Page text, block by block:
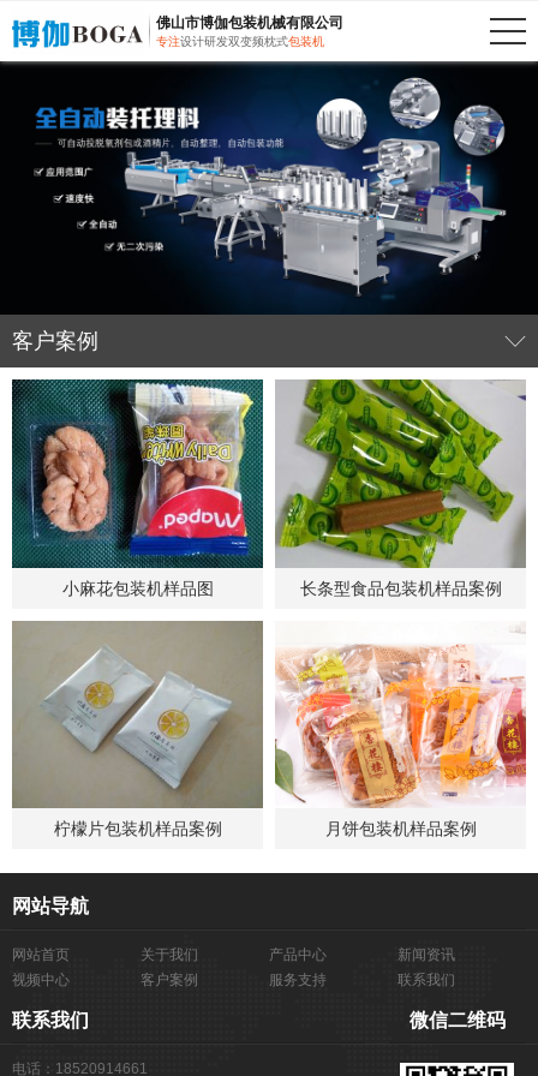
佛山市博伽包装机械有限公司
专注设计研发双变频枕式包装机
客户案例
小麻花包装机样品图 长条型食品包装机样品案例
柠檬片包装机样品案例 月饼包装机样品案例
网站导航
网站首页 关于我们 产品中心
新闻资讯
视频中心
客户案例 服务支持 联系我们
联系我们
电话：18520914661
微信二维码